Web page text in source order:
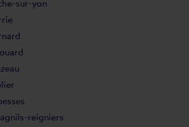
sur-yon
reigniers